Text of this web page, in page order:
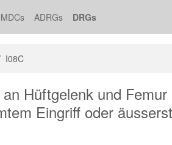
MDCs ADRGs DRGs
I08C
Hüftgelenk und
Eingriff oder